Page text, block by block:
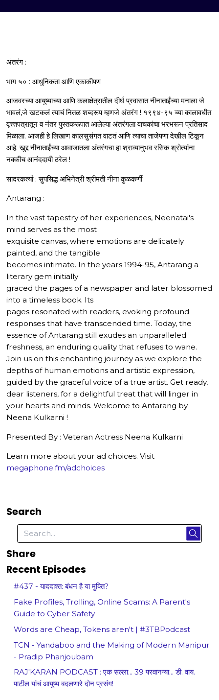
अंतरंग :
भाग ५० : आधुनिकता आणि एकाकीपण
आजवरच्या आयुष्याच्या आणि कलाक्षेत्रातील दीर्घ प्रवासात नीनाताईंच्या मनाला जे
भावलं,जे खटकलं त्याचं नितळ शब्दरूप म्हणजे अंतरंग ! १९९४-९५ च्या कालावधीत
वृत्त्तपत्रातून व नंतर पुस्तकरूपात आलेल्या अंतरंगला वाचकांचा भरभरून प्रतिसाद
मिळाला. आजही हे लिखाण कालसुसंगत वाटतं आणि त्याचा ताजेपणा देखील टिकून
आहे. खुद्द नीनाताईंच्या आवाजातला अंतरंगचा हा श्राव्यानुभव रसिक श्रोत्यांना
नक्कीच आनंददायी ठरेल !
सादरकर्त्या : सुपसिद्ध अभिनेत्री श्रीमती नीना कुळकर्णी
Antarang :
In the vast tapestry of her experiences, Neenatai's
mind serves as the most
exquisite canvas, where emotions are delicately
painted, and the tangible
becomes intimate. In the years 1994-95, Antarang a
literary gem initially
graced the pages of a newspaper and later blossomed
into a timeless book. Its
pages resonated with readers, evoking profound
responses that have transcended time. Today, the
essence of Antarang still exudes an unparalleled
freshness, an enduring quality that refuses to wane.
Join us on this enchanting journey as we explore the
depths of human emotions and artistic expression,
guided by the graceful voice of a true artist. Get ready,
dear listeners, for a delightful treat that will linger in
your hearts and minds. Welcome to Antarang by
Neena Kulkarni !
Presented By : Veteran Actress Neena Kulkarni
Learn more about your ad choices. Visit
megaphone.fm/adchoices
Search
Share
Recent Episodes
#437 - याददाश्त: बंधन है या मुक्ति?
Fake Profiles, Trolling, Online Scams: A Parent's
Guide to Cyber Safety
Words are Cheap, Tokens aren't | #3TBPodcast
TCN - Yandaboo and the Making of Modern Manipur
- Pradip Phanjoubam
RAJ'KARAN PODCAST : एक सल्ला... 39 परवानग्या... डी. वाय.
पाटील यांचं आयुष्य बदलणारे दोन प्रसंग!